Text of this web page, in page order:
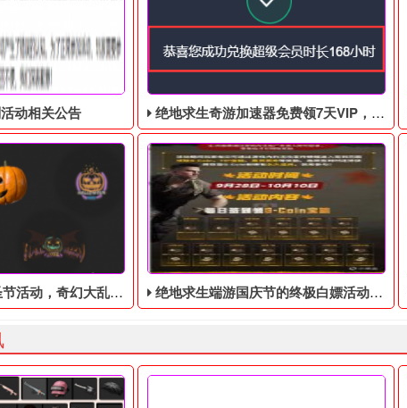
动相关公告 绝地求生奇游加速器免费领7天VIP，合计168小时
乱斗回归，还有新皮肤和新地图 绝地求生端游国庆节的终极白嫖活动，活动的时间是9月28号到10月10号